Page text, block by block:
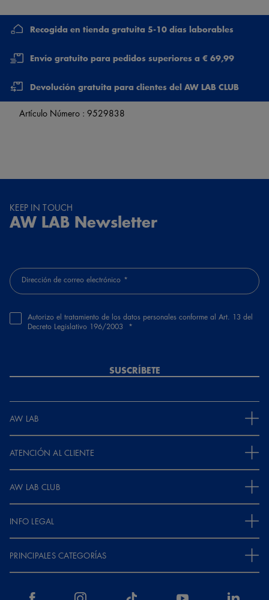
Recogida en tienda gratuita 5-10 días laborables
Envío gratuito para pedidos superiores a € 69,99
Devolución gratuita para clientes del AW LAB CLUB
Artículo Número : 9529838
KEEP IN TOUCH
AW LAB Newsletter
Dirección de correo electrónico
Autorizo el tratamiento de los datos personales conforme al Art. 13 del
Decreto Legislativo 196/2003
SUSCRÍBETE
AW LAB
ATENCIÓN AL CLIENTE
AW LAB CLUB
INFO LEGAL
PRINCIPALES CATEGORÍAS